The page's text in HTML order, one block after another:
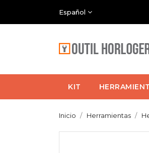
Español
KIT
Inicio Herramientas